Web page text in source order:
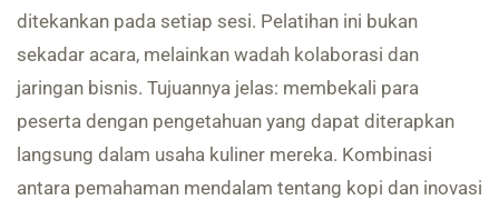
ditekankan pada setiap sesi. Pelatihan ini bukan
sekadar acara, melainkan wadah kolaborasi dan
jaringan bisnis. Tujuannya jelas: membekali para
peserta dengan pengetahuan yang dapat diterapkan
langsung dalam usaha kuliner mereka. Kombinasi
antara pemahaman mendalam tentang kopi dan inovasi